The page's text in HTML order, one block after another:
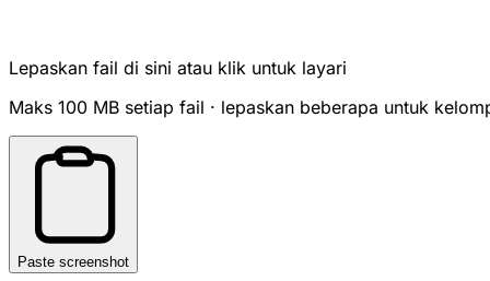
Lepaskan fail di sini atau klik untuk layari
Maks 100 MB setiap fail · lepaskan beberapa untuk
Paste screenshot